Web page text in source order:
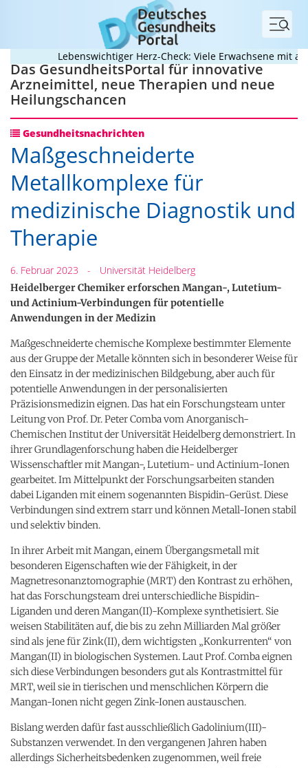
Menü
Lebenswichtiger Herz-Check: Viele Erwachsene mit
Das GesundheitsPortal für innovative
Arzneimittel, neue Therapien und neue
Heilungschancen
Gesundheitsnachrichten
Maßgeschneiderte
Metallkomplexe für
medizinische Diagnostik und
Therapie
6. Februar 2023 - Universität Heidelberg
Heidelberger Chemiker erforschen Mangan-, Lutetium-
und Actinium-Verbindungen für potentielle
Anwendungen in der Medizin
Maßgeschneiderte chemische Komplexe bestimmter Elemente
aus der Gruppe der Metalle könnten sich in besonderer Weise für
den Einsatz in der medizinischen Bildgebung, aber auch für
potentielle Anwendungen in der personalisierten
Präzisionsmedizin eignen. Das hat ein Forschungsteam unter
Leitung von Prof. Dr. Peter Comba vom Anorganisch-
Chemischen Institut der Universität Heidelberg demonstriert. In
ihrer Grundlagenforschung haben die Heidelberger
Wissenschaftler mit Mangan-, Lutetium- und Actinium-Ionen
gearbeitet. Im Mittelpunkt der Forschungsarbeiten standen
dabei Liganden mit einem sogenannten Bispidin-Gerüst. Diese
Verbindungen sind extrem starr und können Metall-Ionen stabil
und selektiv binden.
In ihrer Arbeit mit Mangan, einem Übergangsmetall mit
besonderen Eigenschaften wie der Fähigkeit, in der
Magnetresonanztomographie (MRT) den Kontrast zu erhöhen,
hat das Forschungsteam drei unterschiedliche Bispidin-
Liganden und deren Mangan(II)-Komplexe synthetisiert. Sie
weisen Stabilitäten auf, die bis zu zehn Milliarden Mal größer
sind als jene für Zink(II), dem wichtigsten „Konkurrenten“ von
Mangan(II) in biologischen Systemen. Laut Prof. Comba eignen
sich diese Verbindungen besonders gut als Kontrastmittel für
MRT, weil sie in tierischen und menschlichen Körpern die
Mangan-Ionen nicht gegen Zink-Ionen austauschen.
Bislang werden dafür fast ausschließlich Gadolinium(III)-
Substanzen verwendet. In den vergangenen Jahren haben
allerdings Sicherheitsbedenken zugenommen, weil freie